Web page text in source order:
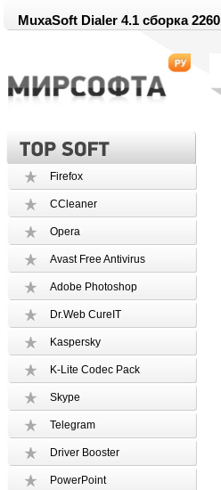
MuxaSoft Dialer 4.1 сборка 2260
Firefox
CCleaner
Opera
Avast Free Antivirus
Adobe Photoshop
Dr.Web CureIT
Kaspersky
K-Lite Codec Pack
Skype
Telegram
Driver Booster
PowerPoint